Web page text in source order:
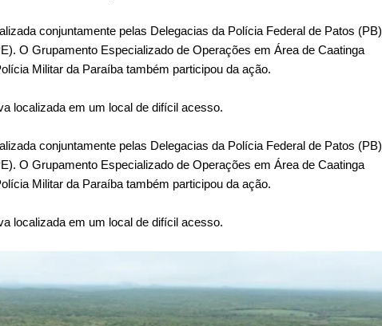
conjuntamente pelas Delegacias da Polícia Federal de Patos (PB)
O Grupamento Especializado de Operações em Área de Caatinga
Militar da Paraíba também participou da ação.
localizada em um local de difícil acesso.
conjuntamente pelas Delegacias da Polícia Federal de Patos (PB)
O Grupamento Especializado de Operações em Área de Caatinga
Militar da Paraíba também participou da ação.
localizada em um local de difícil acesso.